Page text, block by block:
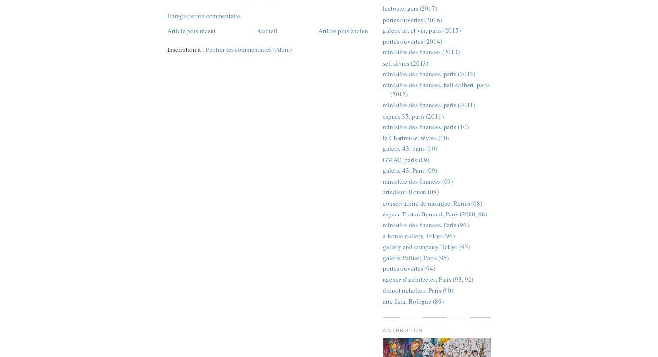
Enregistrer un commentaire
Article plus récent
Article plus ancien
Accueil
Inscription à : Publier les commentaires (Atom)
lectoure, gers (2017)
portes ouvertes (2016)
galerie art et vin, paris (2015)
portes ouvertes (2014)
ministère des finances (2013)
sel, sèvres (2013)
ministère des finances, paris (2012)
ministère des finances, hall colbert, paris
(2012)
ministère des finances, paris (2011)
espace 35, paris (2011)
ministère des finances, paris (10)
la Chartreuse, sèvres (10)
galerie 43, paris (10)
GMAC, paris (09)
galerie 43, Paris (09)
ministère des finances (09)
artediem, Rouen (08)
conservatoire de musique, Reims (08)
espace Tristan Bernard, Paris (2000, 98)
ministère des finances, Paris (96)
a-house gallery, Tokyo (96)
gallery and company, Tokyo (95)
galerie Palluel, Paris (95)
portes ouvertes (94)
agence d'architectes, Paris (93, 92)
drouot richelieu, Paris (90)
arte fiera, Bologne (89)
ANTHROPOS